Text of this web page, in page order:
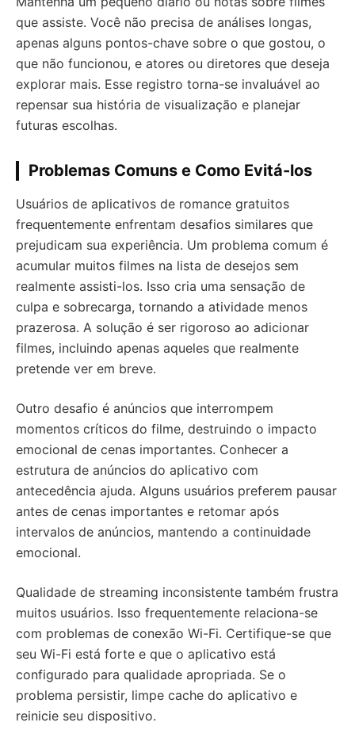
que assiste. Você não precisa de análises longas,
apenas alguns pontos-chave sobre o que gostou, o
que não funcionou, e atores ou diretores que deseja
explorar mais. Esse registro torna-se invaluável ao
repensar sua história de visualização e planejar
futuras escolhas.
Problemas Comuns e Como Evitá-los
Usuários de aplicativos de romance gratuitos
frequentemente enfrentam desafios similares que
prejudicam sua experiência. Um problema comum é
acumular muitos filmes na lista de desejos sem
realmente assisti-los. Isso cria uma sensação de
culpa e sobrecarga, tornando a atividade menos
prazerosa. A solução é ser rigoroso ao adicionar
filmes, incluindo apenas aqueles que realmente
pretende ver em breve.
Outro desafio é anúncios que interrompem
momentos críticos do filme, destruindo o impacto
emocional de cenas importantes. Conhecer a
estrutura de anúncios do aplicativo com
antecedência ajuda. Alguns usuários preferem pausar
antes de cenas importantes e retomar após
intervalos de anúncios, mantendo a continuidade
emocional.
Qualidade de streaming inconsistente também frustra
muitos usuários. Isso frequentemente relaciona-se
com problemas de conexão Wi-Fi. Certifique-se que
seu Wi-Fi está forte e que o aplicativo está
configurado para qualidade apropriada. Se o
problema persistir, limpe cache do aplicativo e
reinicie seu dispositivo.